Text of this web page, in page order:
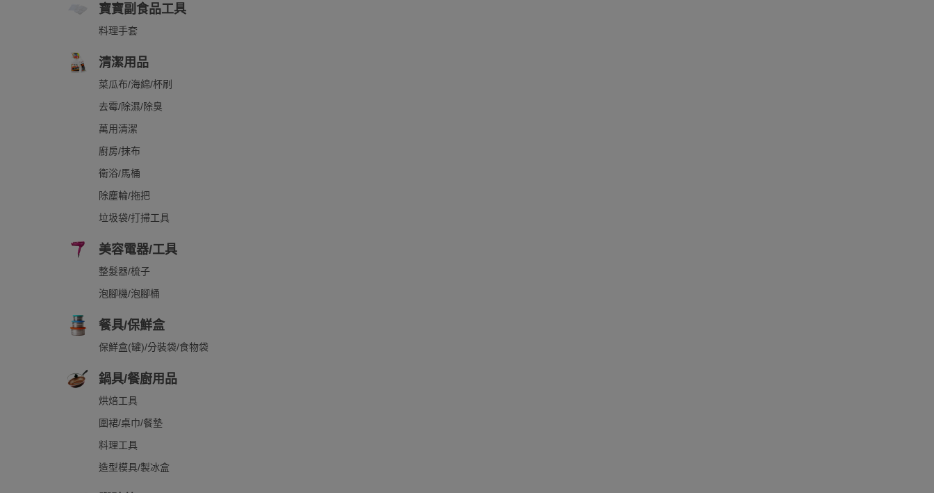
寶寶副食品工具
料理手套
清潔用品
菜瓜布/海綿/杯刷
去霉/除濕/除臭
萬用清潔
廚房/抹布
衛浴/馬桶
除塵輪/拖把
垃圾袋/打掃工具
美容電器/工具
整髮器/梳子
泡腳機/泡腳桶
餐具/保鮮盒
保鮮盒(罐)/分裝袋/食物袋
鍋具/餐廚用品
烘焙工具
圍裙/桌巾/餐墊
料理工具
造型模具/製冰盒